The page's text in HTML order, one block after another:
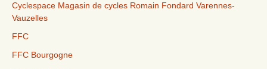
Cyclespace Magasin de cycles Romain Fondard Varennes-
Vauzelles
FFC
FFC Bourgogne